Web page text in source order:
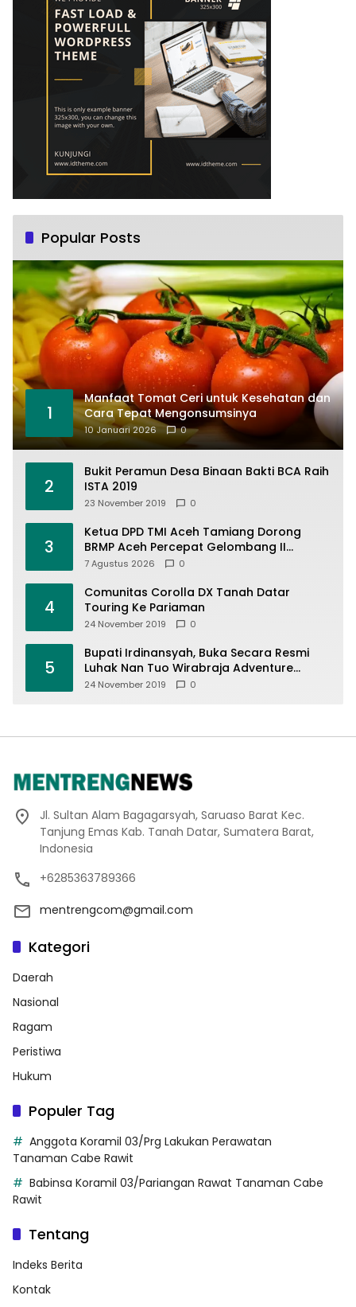
Popular Posts
1
Manfaat Tomat Ceri untuk Kesehatan dan
Cara Tepat Mengonsumsinya
10 Januari 2026 0
2
Bukit Peramun Desa Binaan Bakti BCA Raih
ISTA 2019
23 November 2019 0
3
Ketua DPD TMI Aceh Tamiang Dorong
BRMP Aceh Percepat Gelombang II
Eksekusi Program Pascabencana untuk
7 Agustus 2026 0
4
Comunitas Corolla DX Tanah Datar
Touring Ke Pariaman
24 November 2019 0
5
Bupati Irdinansyah, Buka Secara Resmi
Luhak Nan Tuo Wirabraja Adventure
Offroad 2019
24 November 2019 0
Jl. Sultan Alam Bagagarsyah, Saruaso Barat Kec.
Tanjung Emas Kab. Tanah Datar, Sumatera Barat,
Indonesia
+6285363789366
mentrengcom@gmail.com
Kategori
Daerah
Nasional
Ragam
Peristiwa
Hukum
Populer Tag
Anggota Koramil 03/Prg Lakukan Perawatan
Tanaman Cabe Rawit
Babinsa Koramil 03/Pariangan Rawat Tanaman Cabe
Rawit
Tentang
Indeks Berita
Kontak